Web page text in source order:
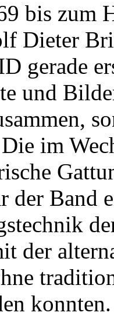
bis zum
Dieter
gerade
und
im
der Band
der
konnten.